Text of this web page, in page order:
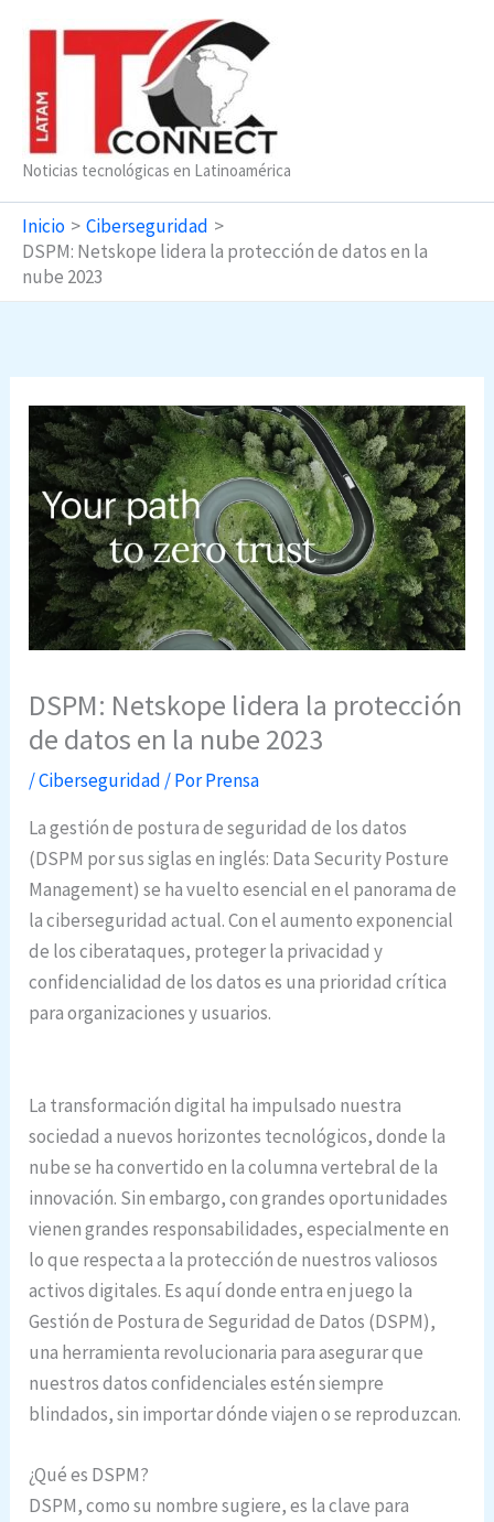
Noticias tecnológicas en Latinoamérica
Inicio
Ciberseguridad
DSPM: Netskope lidera la protección de datos en la
nube 2023
DSPM: Netskope lidera la protección
de datos en la nube 2023
/Ciberseguridad / PorPrensa
La gestión de postura de seguridad de los datos
(DSPM por sus siglas en inglés: Data Security Posture
Management) se ha vuelto esencial en el panorama de
la ciberseguridad actual. Con el aumento exponencial
de los ciberataques, proteger la privacidad y
confidencialidad de los datos es una prioridad crítica
para organizaciones y usuarios.
La transformación digital ha impulsado nuestra
sociedad a nuevos horizontes tecnológicos, donde la
nube se ha convertido en la columna vertebral de la
innovación. Sin embargo, con grandes oportunidades
vienen grandes responsabilidades, especialmente en
lo que respecta a la protección de nuestros valiosos
activos digitales. Es aquí donde entra en juego la
Gestión de Postura de Seguridad de Datos (DSPM),
una herramienta revolucionaria para asegurar que
nuestros datos confidenciales estén siempre
blindados, sin importar dónde viajen o se reproduzcan.
¿Qué es DSPM?
DSPM, como su nombre sugiere, es la clave para